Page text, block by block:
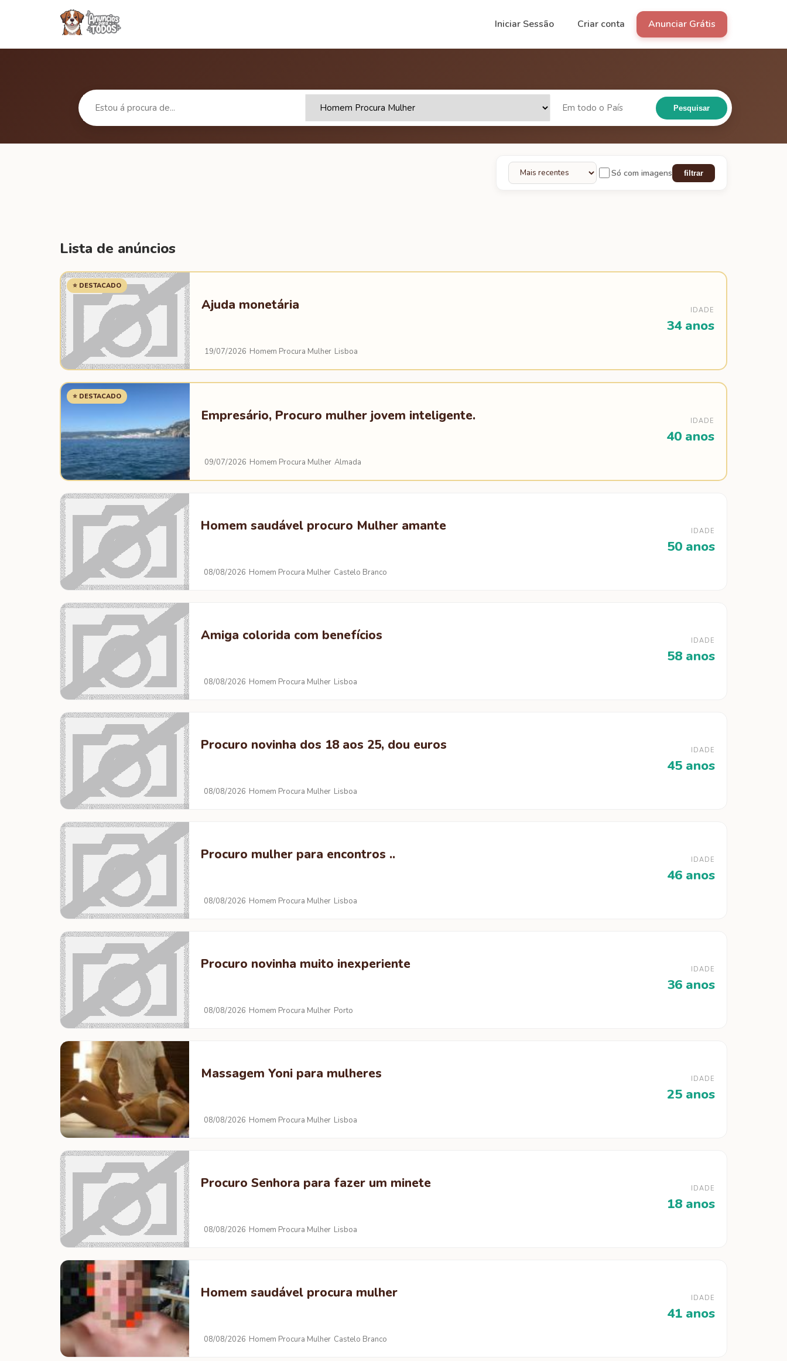
Iniciar Sessão Criar conta Anunciar Grátis
Pesquisar
Só com imagens filtrar
Lista de anúncios
⭐ DESTACADO
Ajuda monetária
19/07/2026 Homem Procura Mulher Lisboa
IDADE
34 anos
⭐ DESTACADO
Empresário, Procuro mulher jovem inteligente.
09/07/2026 Homem Procura Mulher Almada
IDADE
40 anos
Homem saudável procuro Mulher amante
08/08/2026 Homem Procura Mulher Castelo Branco
IDADE
50 anos
Amiga colorida com benefícios
08/08/2026 Homem Procura Mulher Lisboa
IDADE
58 anos
Procuro novinha dos 18 aos 25, dou euros
08/08/2026 Homem Procura Mulher Lisboa
IDADE
45 anos
Procuro mulher para encontros ..
08/08/2026 Homem Procura Mulher Lisboa
IDADE
46 anos
Procuro novinha muito inexperiente
08/08/2026 Homem Procura Mulher Porto
IDADE
36 anos
Massagem Yoni para mulheres
08/08/2026 Homem Procura Mulher Lisboa
IDADE
25 anos
Procuro Senhora para fazer um minete
08/08/2026 Homem Procura Mulher Lisboa
IDADE
18 anos
Homem saudável procura mulher
08/08/2026 Homem Procura Mulher Castelo Branco
IDADE
41 anos